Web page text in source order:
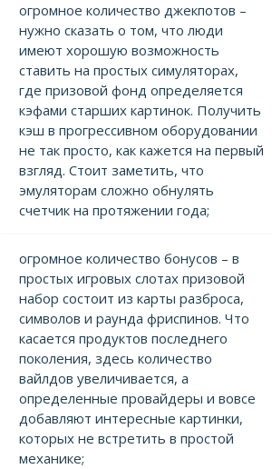
огромное количество джекпотов –
нужно сказать о том, что люди
имеют хорошую возможность
ставить на простых симуляторах,
где призовой фонд определяется
кэфами старших картинок. Получить
кэш в прогрессивном оборудовании
не так просто, как кажется на первый
взгляд. Стоит заметить, что
эмуляторам сложно обнулять
счетчик на протяжении года;
огромное количество бонусов – в
простых игровых слотах призовой
набор состоит из карты разброса,
символов и раунда фриспинов. Что
касается продуктов последнего
поколения, здесь количество
вайлдов увеличивается, а
определенные провайдеры и вовсе
добавляют интересные картинки,
которых не встретить в простой
механике;